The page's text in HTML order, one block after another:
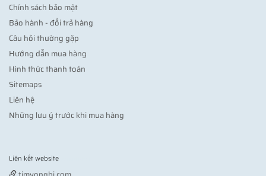
Chính sách bảo mật
Bảo hành - đổi trả hàng
Câu hỏi thường gặp
Hướng dẫn mua hàng
Hình thức thanh toán
Sitemaps
Liên hệ
Những lưu ý trước khi mua hàng
Liên kết website